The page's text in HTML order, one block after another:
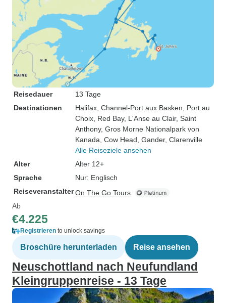
Reisedauer
13 Tage
Destinationen
Halifax , Channel-Port aux Basken , Port au
Choix , Red Bay, L'Anse au Clair, Saint
Anthony, Gros Morne Nationalpark von
Kanada , Cow Head , Gander, Clarenville
Alle Reiseziele ansehen
Alter
Alter 12+
Sprache
Nur: Englisch
ReiseveranstalterOn The Go Tours
Ab
€4.225
Registrieren to unlock savings
Broschüre herunterladen Reise ansehen
Neuschottland nach Neufundland
Kleingruppenreise - 13 Tage